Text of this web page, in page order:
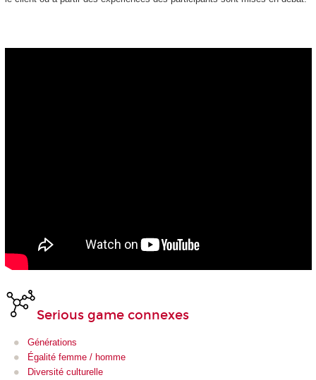
Serious game connexes
Générations
Égalité femme / homme
Diversité culturelle